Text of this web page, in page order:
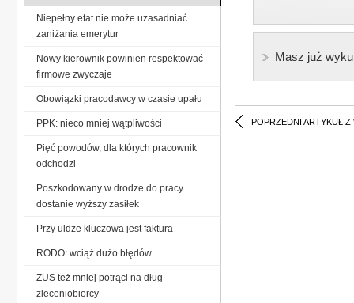
Masz już
POPRZEDNI ARTYKUŁ Z
Niepełny etat nie może uzasadniać
zaniżania emerytur
Nowy kierownik powinien respektować
firmowe zwyczaje
Obowiązki pracodawcy w czasie upału
PPK: nieco mniej wątpliwości
Pięć powodów, dla których pracownik
odchodzi
Poszkodowany w drodze do pracy
dostanie wyższy zasiłek
Przy uldze kluczowa jest faktura
RODO: wciąż dużo błędów
ZUS też mniej potrąci na dług
zleceniobiorcy